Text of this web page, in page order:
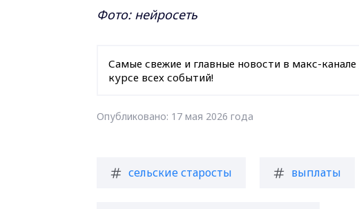
Фото: нейросеть
Самые свежие и главные новости в макс-канале
курсе всех событий!
Опубликовано: 17 мая 2026 года
сельские старосты выплаты